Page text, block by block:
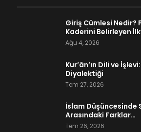
Giriş Cümlesi Nedir?
Kaderini Belirleyen
Ağu 4, 2026
Kur’ân’ın Dili ve
Diyalektiği
Tem 27, 2026
İslam Düşüncesinde
Arasındaki Farklar…
Tem 26, 2026